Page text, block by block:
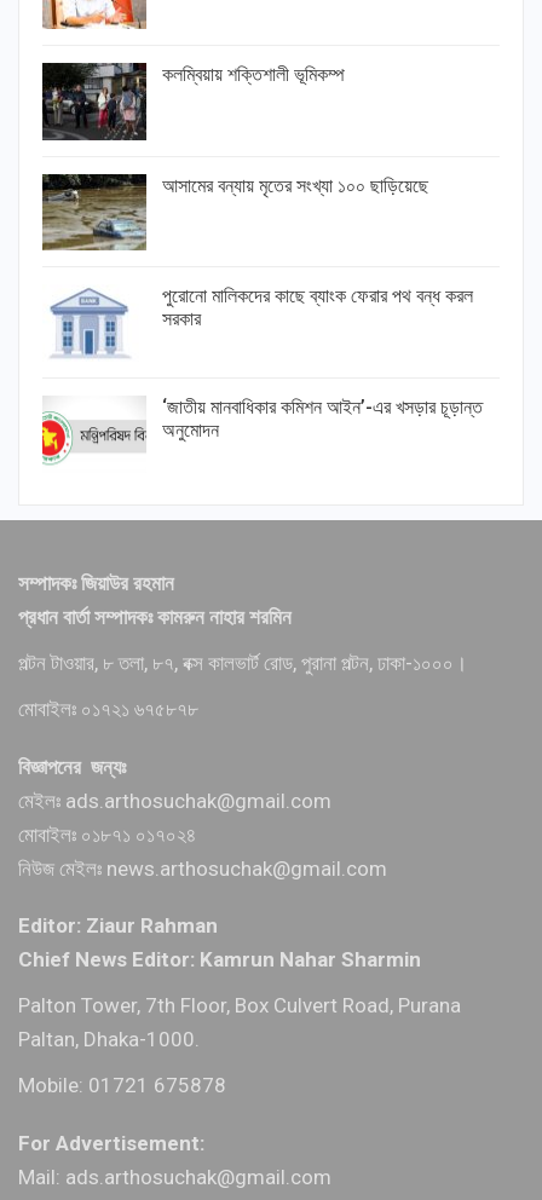
কলম্বিয়ায় শক্তিশালী ভূমিকম্প
আসামের বন্যায় মৃতের সংখ্যা ১০০ ছাড়িয়েছে
পুরোনো মালিকদের কাছে ব্যাংক ফেরার পথ বন্ধ করল
সরকার
‘জাতীয় মানবাধিকার কমিশন আইন’-এর খসড়ার চূড়ান্ত
অনুমোদন
সম্পাদকঃ জিয়াউর রহমান
প্রধান বার্তা সম্পাদকঃ কামরুন নাহার শরমিন
পল্টন টাওয়ার, ৮ তলা, ৮৭, বক্স কালভার্ট রোড, পুরানা পল্টন, ঢাকা-১০০০।
মোবাইলঃ ০১৭২১ ৬৭৫৮৭৮
বিজ্ঞাপনের জন্যঃ
মেইলঃ ads.arthosuchak@gmail.com
মোবাইলঃ ০১৮৭১ ০১৭০২৪
নিউজ মেইলঃ news.arthosuchak@gmail.com
Editor: Ziaur Rahman
Chief News Editor: Kamrun Nahar Sharmin
Palton Tower, 7th Floor, Box Culvert Road, Purana
Paltan, Dhaka-1000.
Mobile: 01721 675878
For Advertisement:
Mail: ads.arthosuchak@gmail.com